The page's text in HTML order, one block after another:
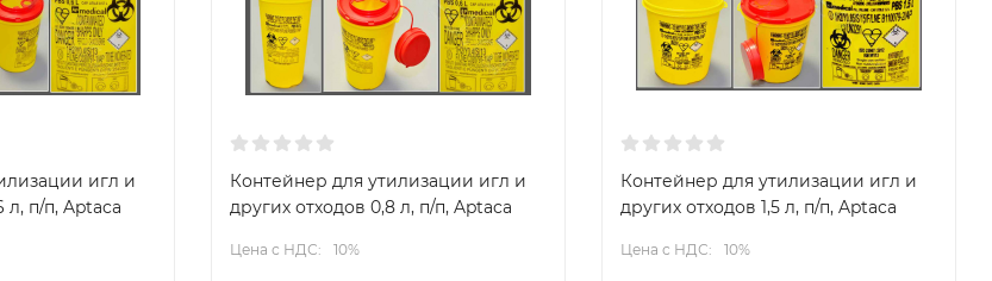
игл и
л, п/п, Aptaca
Контейнер для утилизации игл и
других отходов 0,8 л, п/п, Aptaca
Цена с НДС: 10%
Контейнер для утилизации игл и
других отходов 1,5 л, п/п, Aptaca
Цена с НДС: 10%